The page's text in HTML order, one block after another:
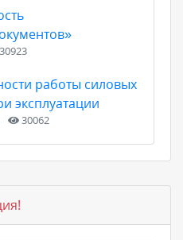
30923
работы силовых
эксплуатации
30062